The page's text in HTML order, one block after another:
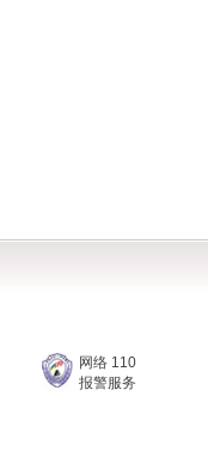
网络 110
报警服务